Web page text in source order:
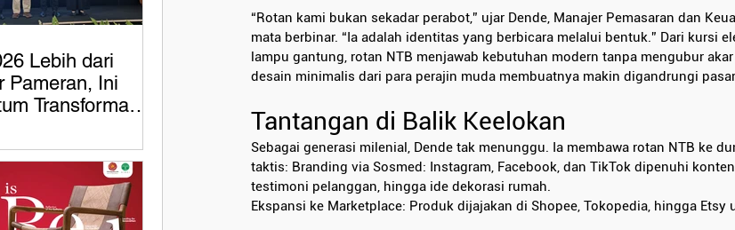
Lebih dari
Pameran, Ini
Transformasi
“Rotan kami bukan sekadar perabot,” ujar Dende, Manajer Pemasaran dan
mata berbinar. “Ia adalah identitas yang berbicara melalui bentuk.” Dari kursi
lampu gantung, rotan NTB menjawab kebutuhan modern tanpa mengubur
desain minimalis dari para perajin muda membuatnya makin digandrungi
Tantangan di Balik Keelokan
Sebagai generasi milenial, Dende tak menunggu. Ia membawa rotan NTB ke
taktis: Branding via Sosmed: Instagram, Facebook, dan TikTok dipenuhi
testimoni pelanggan, hingga ide dekorasi rumah.
Ekspansi ke Marketplace: Produk dijajakan di Shopee, Tokopedia, hingga Etsy